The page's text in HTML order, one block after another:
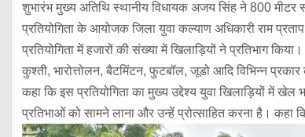
शुभारंभ मुख्य अतिथि स्थानीय विधायक अजय सिंह ने 800 मीटर
प्रतियोगिता के आयोजक जिला युवा कल्याण अधिकारी राम
प्रतियोगिता में हजारों की संख्या में खिलाड़ियों ने प्रतिभाग
कुश्ती, भारोत्तोलन, बैटमिंटन, फुटबॉल, जूडो आदि विभिन्न
कहा कि इस प्रतियोगिता का मुख्य उद्देश्य युवा खिलाड़ियों में
प्रतिभाओं को सामने लाना और उन्हें प्रोत्साहित करना है। कहा